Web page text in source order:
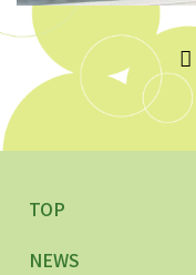
TOP
NEWS